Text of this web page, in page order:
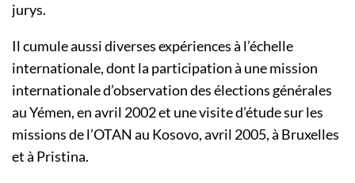
jurys.
Il cumule aussi diverses expériences à l’échelle
internationale, dont la participation à une mission
internationale d’observation des élections générales
au Yémen, en avril 2002 et une visite d’étude sur les
missions de l’OTAN au Kosovo, avril 2005, à Bruxelles
et à Pristina.